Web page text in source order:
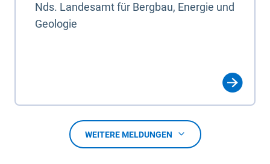
Nds. Landesamt für Bergbau, Energie und
Geologie
WEITERE MELDUNGEN